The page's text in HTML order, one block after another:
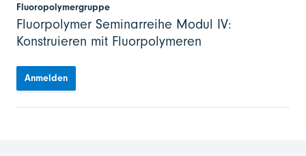
Fluoropolymergruppe
Fluorpolymer Seminarreihe Modul IV:
Konstruieren mit Fluorpolymeren
Anmelden